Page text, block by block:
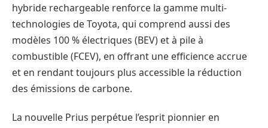
hybride rechargeable renforce la gamme multi-
technologies de Toyota, qui comprend aussi des
modèles 100 % électriques (BEV) et à pile à
combustible (FCEV), en offrant une efficience accrue
et en rendant toujours plus accessible la réduction
des émissions de carbone.
La nouvelle Prius perpétue l’esprit pionnier en